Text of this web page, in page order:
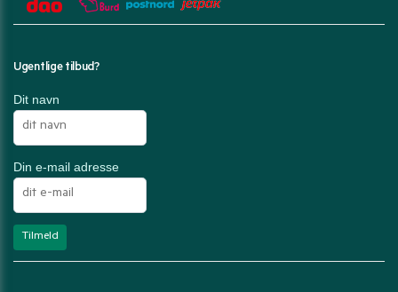
Ugentlige tilbud?
Dit navn
Din e-mail adresse